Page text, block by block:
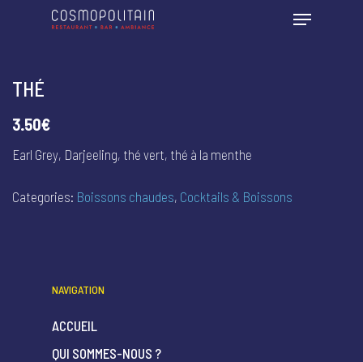
THÉ
3.50€
Earl Grey, Darjeeling, thé vert, thé à la menthe
Categories: Boissons chaudes, Cocktails & Boissons
NAVIGATION
ACCUEIL
QUI SOMMES-NOUS ?